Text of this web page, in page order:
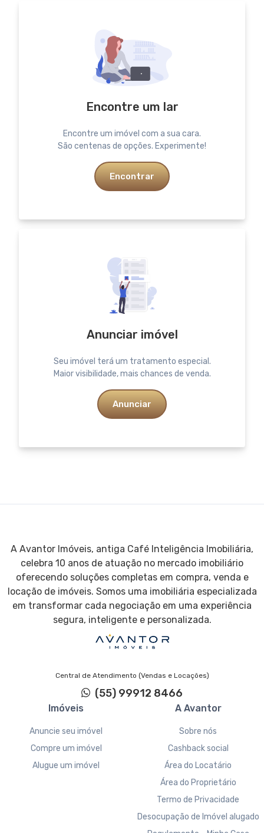
Encontre um lar
Encontre um imóvel com a sua cara.
São centenas de opções. Experimente!
Encontrar
Anunciar imóvel
Seu imóvel terá um tratamento especial.
Maior visibilidade, mais chances de venda.
Anunciar
A Avantor Imóveis, antiga Café Inteligência Imobiliária,
celebra 10 anos de atuação no mercado imobiliário
oferecendo soluções completas em compra, venda e
locação de imóveis. Somos uma imobiliária especializada
em transformar cada negociação em uma experiência
segura, inteligente e personalizada.
Central de Atendimento (Vendas e Locações)
(55) 99912 8466
Imóveis
Anuncie seu imóvel
Compre um imóvel
Alugue um imóvel
A Avantor
Sobre nós
Cashback social
Área do Locatário
Área do Proprietário
Termo de Privacidade
Desocupação de Imóvel alugado